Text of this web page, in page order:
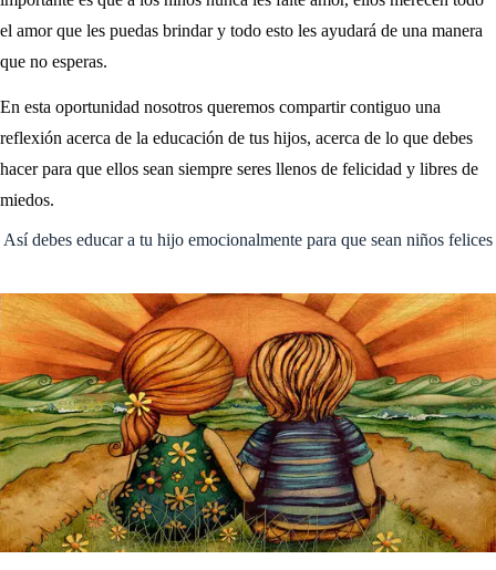
el amor que les puedas brindar y todo esto les ayudará de una manera
que no esperas.
En esta oportunidad nosotros queremos compartir contiguo una
reflexión acerca de la educación de tus hijos, acerca de lo que debes
hacer para que ellos sean siempre seres llenos de felicidad y libres de
miedos.
Así debes educar a tu hijo emocionalmente para que sean niños felices